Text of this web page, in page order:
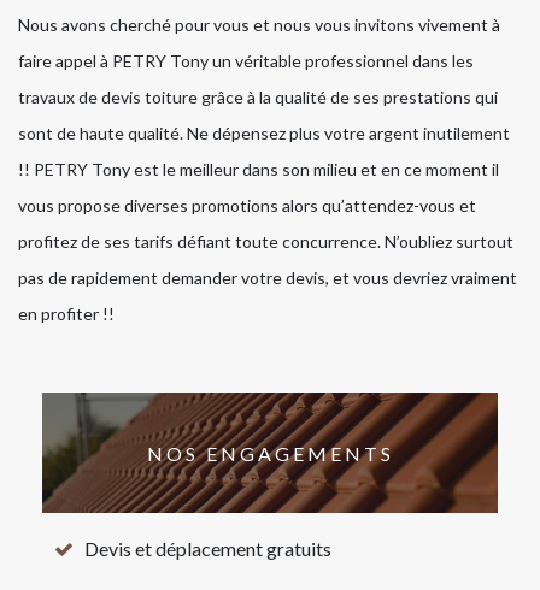
Nous avons cherché pour vous et nous vous invitons vivement à
faire appel à PETRY Tony un véritable professionnel dans les
travaux de devis toiture grâce à la qualité de ses prestations qui
sont de haute qualité. Ne dépensez plus votre argent inutilement
!! PETRY Tony est le meilleur dans son milieu et en ce moment il
vous propose diverses promotions alors qu’attendez-vous et
profitez de ses tarifs défiant toute concurrence. N’oubliez surtout
pas de rapidement demander votre devis, et vous devriez vraiment
en profiter !!
NOS ENGAGEMENTS
Devis et déplacement gratuits